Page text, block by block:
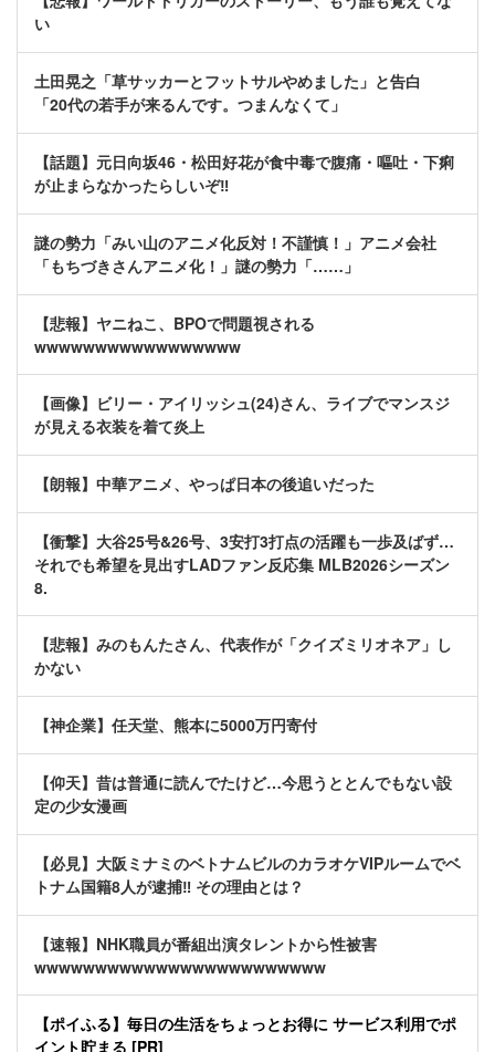
い
土田晃之「草サッカーとフットサルやめました」と告白
「20代の若手が来るんです。つまんなくて」
【話題】元日向坂46・松田好花が食中毒で腹痛・嘔吐・下痢
が止まらなかったらしいぞ‼
謎の勢力「みい山のアニメ化反対！不謹慎！」アニメ会社
「もちづきさんアニメ化！」謎の勢力「……」
【悲報】ヤニねこ、BPOで問題視される
wwwwwwwwwwwwwwwww
【画像】ビリー・アイリッシュ(24)さん、ライブでマンスジ
が見える衣装を着て炎上
【朗報】中華アニメ、やっぱ日本の後追いだった
【衝撃】大谷25号&26号、3安打3打点の活躍も一歩及ばず…
それでも希望を見出すLADファン反応集 MLB2026シーズン
8.
【悲報】みのもんたさん、代表作が「クイズミリオネア」し
かない
【神企業】任天堂、熊本に5000万円寄付
【仰天】昔は普通に読んでたけど…今思うととんでもない設
定の少女漫画
【必見】大阪ミナミのベトナムビルのカラオケVIPルームでベ
トナム国籍8人が逮捕‼ その理由とは？
【速報】NHK職員が番組出演タレントから性被害
wwwwwwwwwwwwwwwwwwwwwwww
【ポイふる】毎日の生活をちょっとお得に サービス利用でポ
イント貯まる [PR]